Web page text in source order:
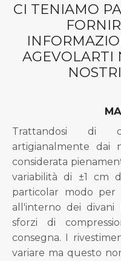
CI TENIAMO
AGEVOLARTI
Trattandosi di
artigianalmente dai
considerata
variabilità di ±1 cm
particolar modo per
all'interno dei divani
sforzi di
consegna. I
variare ma questo